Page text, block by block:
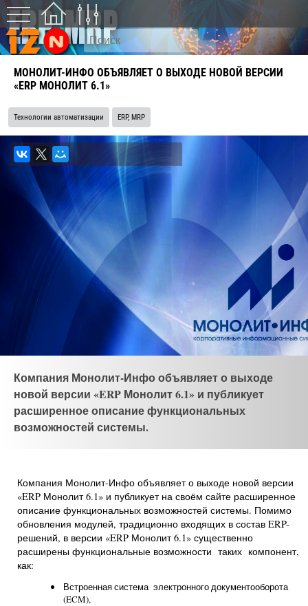
МОНОЛИТ-ИНФО ОБЪЯВЛЯЕТ О ВЫХОДЕ НОВОЙ ВЕРСИИ
«ERP МОНОЛИТ 6.1»
Технологии автоматизации ERP, MRP
Компания Монолит-Инфо объявляет о выходе
новой версии «ERP Монолит 6.1» и публикует
расширенное описание функциональных
возможностей системы.
Компания Монолит-Инфо объявляет о выходе новой версии
«ERP Монолит 6.1» и публикует на своём сайте расширенное
описание функциональных возможностей системы. Помимо
обновления модулей, традиционно входящих в состав ERP-
решений, в версии «ERP Монолит 6.1» существенно
расширены функциональные возможности таких компонент,
как:
Встроенная система электронного документооборота
(ECM),